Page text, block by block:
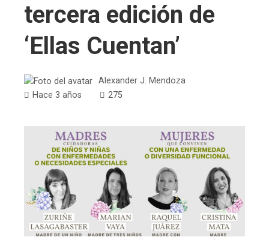
tercera edición de
‘Ellas Cuentan’
Alexander J. Mendoza
Hace 3 años
275